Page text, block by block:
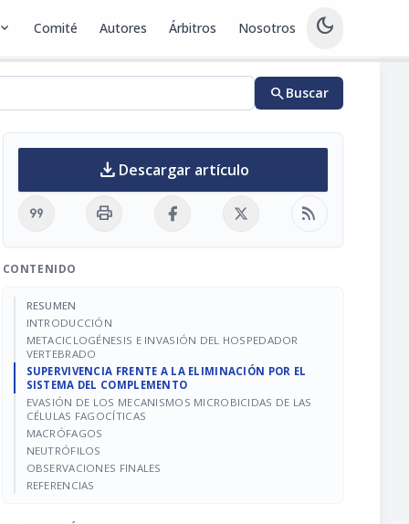
expand_more Comité Autores Árbitros Nosotros dark_mode
searchBuscar
download Descargar artículo
format_quote print rss_feed
CONTENIDO
RESUMEN
INTRODUCCIÓN
METACICLOGÉNESIS E INVASIÓN DEL HOSPEDADOR
VERTEBRADO
SUPERVIVENCIA FRENTE A LA ELIMINACIÓN POR EL
SISTEMA DEL COMPLEMENTO
EVASIÓN DE LOS MECANISMOS MICROBICIDAS DE LAS
CÉLULAS FAGOCÍTICAS
MACRÓFAGOS
NEUTRÓFILOS
OBSERVACIONES FINALES
REFERENCIAS